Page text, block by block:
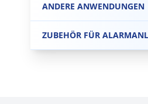
ANDERE ANWENDUNGEN
ZUBEHÖR FÜR